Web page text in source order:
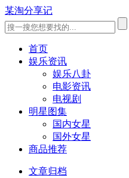
某淘分享记
首页
娱乐资讯
娱乐八卦
电影资讯
电视剧
明星图集
国内女星
国外女星
商品推荐
文章归档